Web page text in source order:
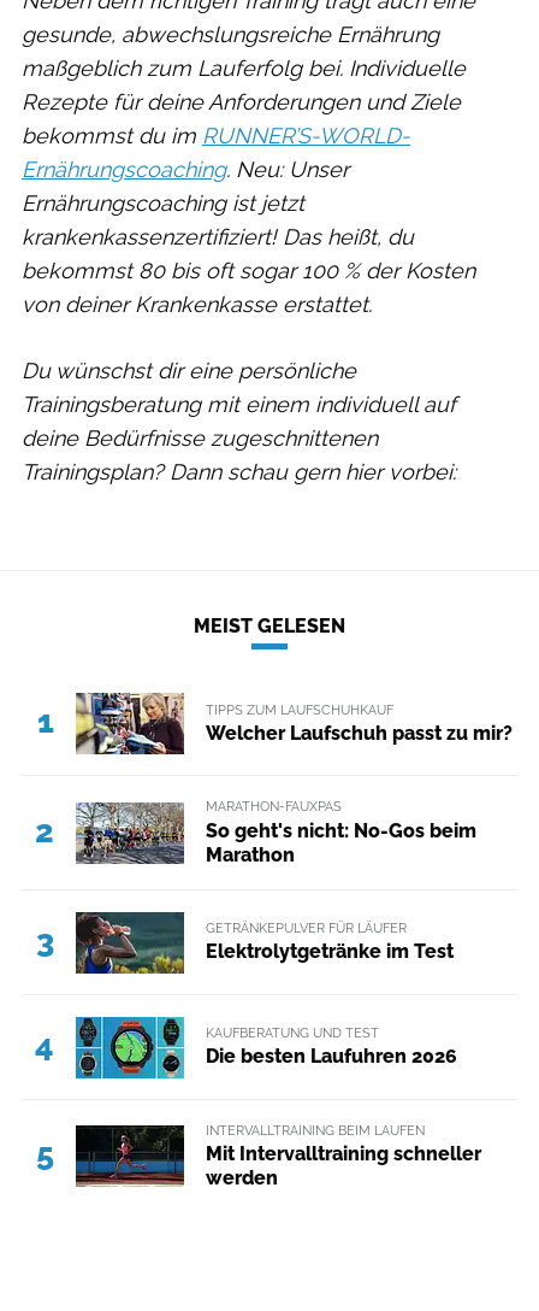
gesunde, abwechslungsreiche Ernährung
maßgeblich zum Lauferfolg bei. Individuelle
Rezepte für deine Anforderungen und Ziele
bekommst du im RUNNER’S-WORLD-
Ernährungscoaching. Neu: Unser
Ernährungscoaching ist jetzt
krankenkassenzertifiziert! Das heißt, du
bekommst 80 bis oft sogar 100 % der Kosten
von deiner Krankenkasse erstattet.
Du wünschst dir eine persönliche
Trainingsberatung mit einem individuell auf
deine Bedürfnisse zugeschnittenen
Trainingsplan? Dann schau gern hier vorbei:
MEIST GELESEN
1 TIPPS ZUM LAUFSCHUHKAUF
Welcher Laufschuh passt zu mir?
2
MARATHON-FAUXPAS
So geht's nicht: No-Gos beim
Marathon
3 GETRÄNKEPULVER FÜR LÄUFER
Elektrolytgetränke im Test
4 KAUFBERATUNG UND TEST
Die besten Laufuhren 2026
5
INTERVALLTRAINING BEIM LAUFEN
Mit Intervalltraining schneller
werden